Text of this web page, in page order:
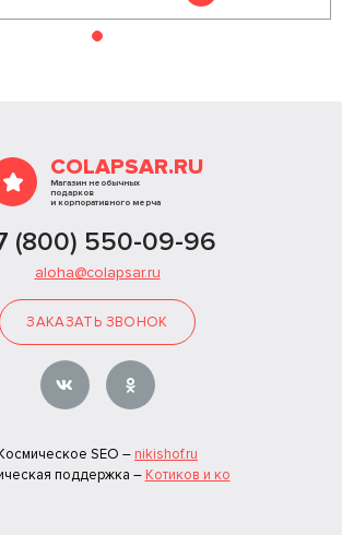
COLAPSAR.RU
Магазин необычных
подарков
и корпоративного мерча
(800) 550-09-96
aloha@colapsar.ru
ЗАКАЗАТЬ ЗВОНОК
SEO – nikishof.ru
поддержка – Котиков и ко